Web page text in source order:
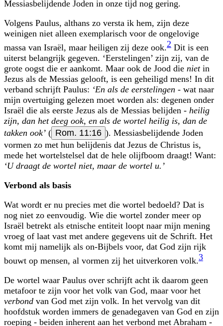
Messiasbelijdende Joden in onze tijd nog gering.
Volgens Paulus, althans zo versta ik hem, zijn deze
weinigen niet alleen exemplarisch voor de ongelovige
massa van Israël, maar heiligen zij deze ook.2 Dit is een
uiterst belangrijk gegeven. ‘Eerstelingen’ zijn zij, van de
grote oogst die er aankomt. Maar ook de Jood die nietin
Jezus als de Messias gelooft, is een geheiligd mens! In dit
verband schrijft Paulus: ‘En als de eerstelingen - wat naar
mijn overtuiging gelezen moet worden als: degenen onder
Israël die als eerste Jezus als de Messias belijden - heilig
zijn, dan het deeg ook, en als de wortel heilig is, dan de
takken ook’ ( Rom. 11:16 ). Messiasbelijdende Joden
vormen zo met hun belijdenis dat Jezus de Christus is,
mede het wortelstelsel dat de hele olijfboom draagt! Want:
‘U draagt de wortel niet, maar de wortel u.’
Verbond als basis
Wat wordt er nu precies met die wortel bedoeld? Dat is
nog niet zo eenvoudig. Wie die wortel zonder meer op
Israël betrekt als etnische entiteit loopt naar mijn mening
vroeg of laat vast met andere gegevens uit de Schrift. Het
komt mij namelijk als on-Bijbels voor, dat God zijn rijk
bouwt op mensen, al vormen zij het uitverkoren volk.3
De wortel waar Paulus over schrijft acht ik daarom geen
metafoor te zijn voor het volk van God, maar voor het
verbond van God met zijn volk. In het vervolg van dit
hoofdstuk worden immers de genadegaven van God en zijn
roeping - beiden inherent aan het verbond met Abraham -